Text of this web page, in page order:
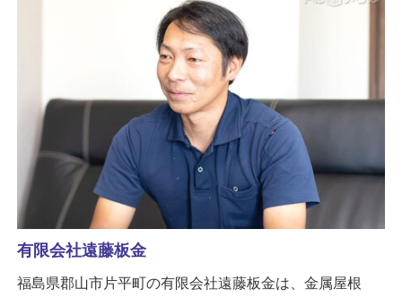
有限会社遠藤板金
福島県郡山市片平町の有限会社遠藤板金は、金属屋根